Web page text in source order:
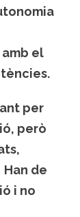
el
per
però
de
i no